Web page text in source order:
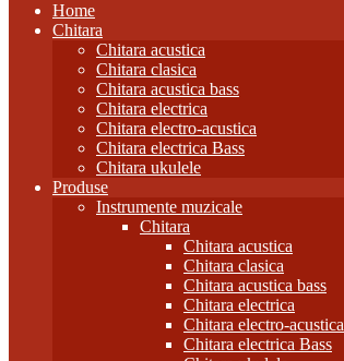
Home
Chitara
Chitara acustica
Chitara clasica
Chitara acustica bass
Chitara electrica
Chitara electro-acustica
Chitara electrica Bass
Chitara ukulele
Produse
Instrumente muzicale
Chitara
Chitara acustica
Chitara clasica
Chitara acustica bass
Chitara electrica
Chitara electro-acustica
Chitara electrica Bass